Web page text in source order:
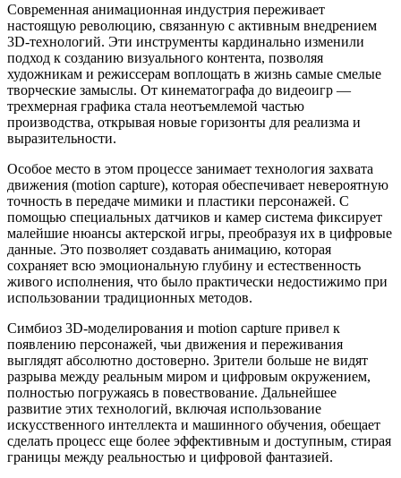
Современная анимационная индустрия переживает
настоящую революцию, связанную с активным внедрением
3D-технологий. Эти инструменты кардинально изменили
подход к созданию визуального контента, позволяя
художникам и режиссерам воплощать в жизнь самые смелые
творческие замыслы. От кинематографа до видеоигр —
трехмерная графика стала неотъемлемой частью
производства, открывая новые горизонты для реализма и
выразительности.
Особое место в этом процессе занимает технология захвата
движения (motion capture), которая обеспечивает невероятную
точность в передаче мимики и пластики персонажей. С
помощью специальных датчиков и камер система фиксирует
малейшие нюансы актерской игры, преобразуя их в цифровые
данные. Это позволяет создавать анимацию, которая
сохраняет всю эмоциональную глубину и естественность
живого исполнения, что было практически недостижимо при
использовании традиционных методов.
Симбиоз 3D-моделирования и motion capture привел к
появлению персонажей, чьи движения и переживания
выглядят абсолютно достоверно. Зрители больше не видят
разрыва между реальным миром и цифровым окружением,
полностью погружаясь в повествование. Дальнейшее
развитие этих технологий, включая использование
искусственного интеллекта и машинного обучения, обещает
сделать процесс еще более эффективным и доступным, стирая
границы между реальностью и цифровой фантазией.